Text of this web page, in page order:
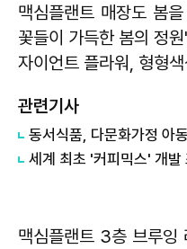
맥심플랜트 매장도 봄
꽃들이 가득한 봄의 정
자이언트 플라워, 형형
관련기사
동서식품, 다문화가정 아
세계 최초 '커피믹스' 개발
맥심플랜트 3층 브루잉